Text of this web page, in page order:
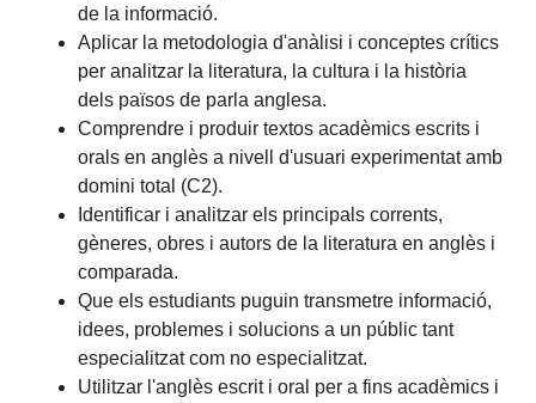
de la informació.
Aplicar la metodologia d'anàlisi i conceptes crítics
per analitzar la literatura, la cultura i la història
dels països de parla anglesa.
Comprendre i produir textos acadèmics escrits i
orals en anglès a nivell d'usuari experimentat amb
domini total (C2).
Identificar i analitzar els principals corrents,
gèneres, obres i autors de la literatura en anglès i
comparada.
Que els estudiants puguin transmetre informació,
idees, problemes i solucions a un públic tant
especialitzat com no especialitzat.
Utilitzar l'anglès escrit i oral per a fins acadèmics i